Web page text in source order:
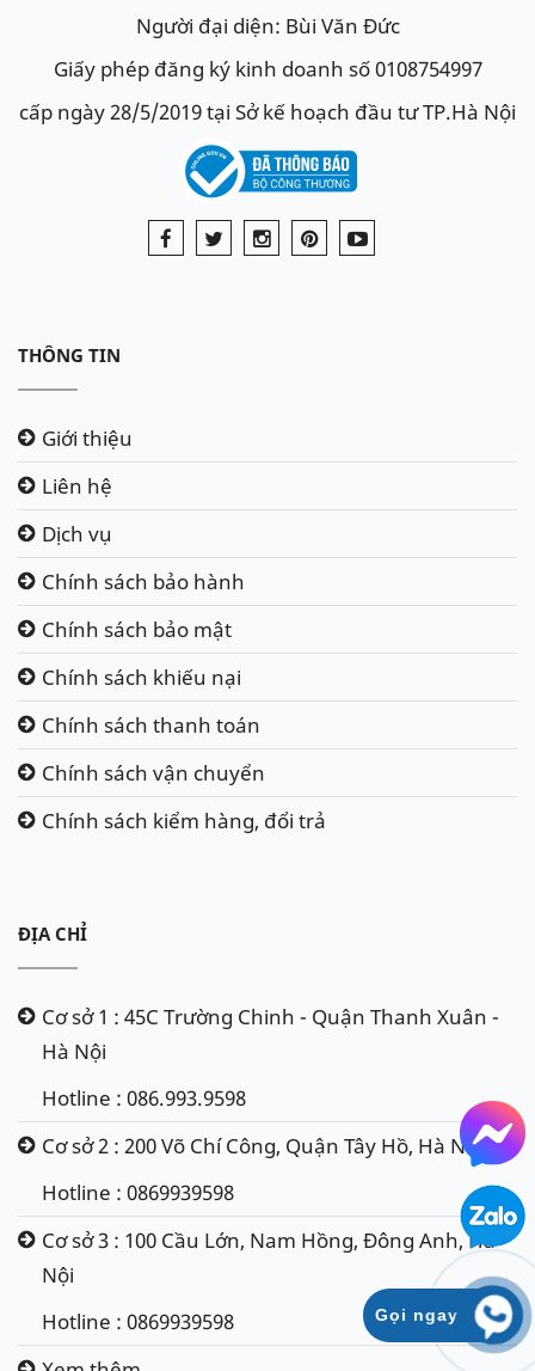
Người đại diện: Bùi Văn Đức
Giấy phép đăng ký kinh doanh số 0108754997
cấp ngày 28/5/2019 tại Sở kế hoạch đầu tư TP.Hà Nội
THÔNG TIN
Giới thiệu
Liên hệ
Dịch vụ
Chính sách bảo hành
Chính sách bảo mật
Chính sách khiếu nại
Chính sách thanh toán
Chính sách vận chuyển
Chính sách kiểm hàng, đổi trả
ĐỊA CHỈ
Cơ sở 1 : 45C Trường Chinh - Quận Thanh Xuân -
Hà Nội
Hotline : 086.993.9598
Cơ sở 2 : 200 Võ Chí Công, Quận Tây Hồ, Hà Nội
Hotline : 0869939598
Cơ sở 3 : 100 Cầu Lớn, Nam Hồng, Đông Anh, Hà
Nội
Hotline : 0869939598
Gọi ngay